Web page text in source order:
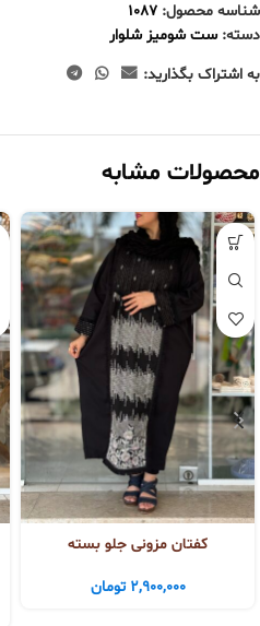
شناسه محصول: 1087
دسته: ست شومیز شلوار
به اشتراک بگذارید:
محصولات مشابه
کفتان مزونی جلو بسته
2,900,000 تومان